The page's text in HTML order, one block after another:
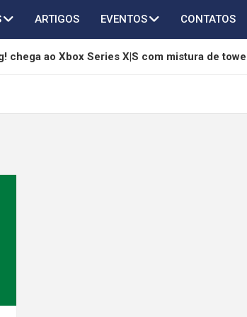
ARTIGOS EVENTOS CONTATOS
chega ao Xbox Series X|S com mistura de
3º aniversário com grande atualização 3.7 e